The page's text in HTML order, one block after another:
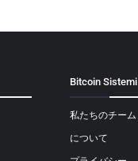
Bitcoin Sistemi
私たちのチーム
について